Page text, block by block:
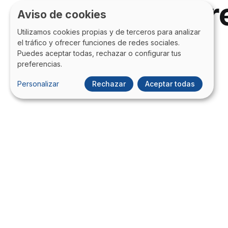
contenido
Aviso de cookies
Utilizamos cookies propias y de terceros para analizar
el tráfico y ofrecer funciones de redes sociales.
Puedes aceptar todas, rechazar o configurar tus
preferencias.
Personalizar Rechazar Aceptar todas